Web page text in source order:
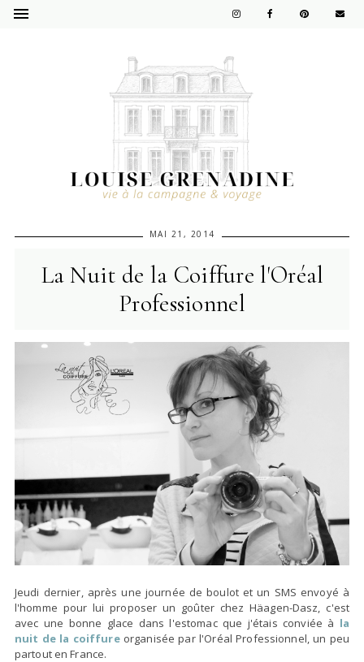
MAI 21, 2014
La Nuit de la Coiffure l'Oréal
Professionnel
Jeudi dernier, après une journée de boulot et un SMS envoyé à
l'homme pour lui proposer un goûter chez Häagen-Dasz, c'est
avec une bonne glace dans l'estomac que j'étais conviée à la
nuit de la coiffureorganisée par l'Oréal Professionnel, un peu
partout en France.